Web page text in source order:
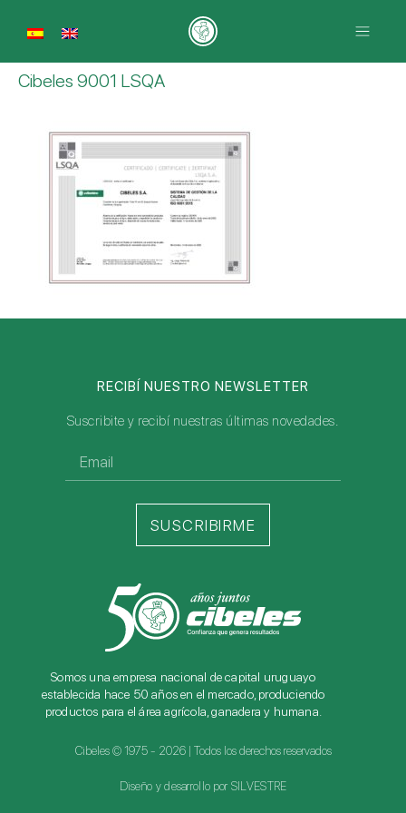
Cibeles 9001 LSQA
Somos una empresa nacional de capital uruguayo
establecida hace 50 años en el mercado, produciendo
productos para el área agrícola, ganadera y humana.
Cibeles © 1975 - 2026 | Todos los derechos reservados
Diseño y desarrollo por SILVESTRE
RECIBÍ NUESTRO NEWSLETTER
Suscribite y recibí nuestras últimas novedades.
SUSCRIBIRME